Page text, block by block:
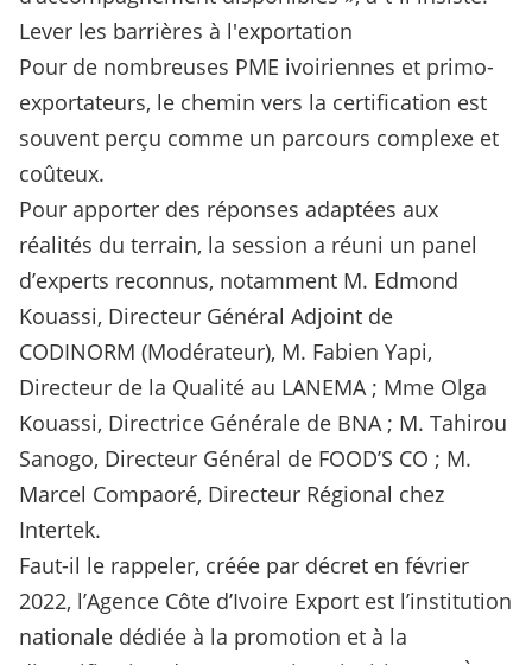
Lever les barrières à l'exportation
Pour de nombreuses PME ivoiriennes et primo-
exportateurs, le chemin vers la certification est
souvent perçu comme un parcours complexe et
coûteux.
Pour apporter des réponses adaptées aux
réalités du terrain, la session a réuni un panel
d’experts reconnus, notamment M. Edmond
Kouassi, Directeur Général Adjoint de
CODINORM (Modérateur), M. Fabien Yapi,
Directeur de la Qualité au LANEMA ; Mme Olga
Kouassi, Directrice Générale de BNA ; M. Tahirou
Sanogo, Directeur Général de FOOD’S CO ; M.
Marcel Compaoré, Directeur Régional chez
Intertek.
Faut-il le rappeler, créée par décret en février
2022, l’Agence Côte d’Ivoire Export est l’institution
nationale dédiée à la promotion et à la